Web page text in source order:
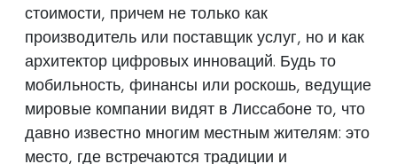
стоимости, причем не только как
производитель или поставщик услуг, но и как
архитектор цифровых инноваций. Будь то
мобильность, финансы или роскошь, ведущие
мировые компании видят в Лиссабоне то, что
давно известно многим местным жителям: это
место, где встречаются традиции и